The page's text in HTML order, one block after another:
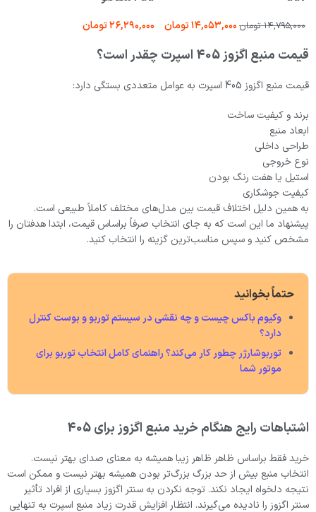
۱۴,۷۹۵,۰۰۰ تومان۱۴,۰۵۳,۰۰۰تومان
۲۶,۲۹۰,۰۰۰تومان
قیمت منبع اگزوز 405 اسپرت چقدر است؟
قیمت منبع اگزوز 405 اسپرت به عوامل متعددی بستگی دارد:
برند و کیفیت ساخت
ابعاد منبع
طراحی داخلی
نوع خروجی
استیل یا هفت رنگ بودن
کیفیت جوشکاری
به همین دلیل اختلاف قیمت بین مدل‌های مختلف کاملاً طبیعی است.
پیشنهاد ما این است که به جای انتخاب صرفاً براساس قیمت، ابتدا هدفتان را
مشخص کنید و سپس مناسب‌ترین گزینه را انتخاب کنید.
حتماً بخوانید
وکیوم باکس چیست و چه نقشی در سیستم توربو و بوست کنترل
دارد؟
توربوشارژر چطور کار می‌کند؟ راهنمای کامل انتخاب توربو برای
موتور شما
اشتباهات رایج هنگام خرید منبع اگزوز برای 405
خرید فقط براساس ظاهر ظاهر زیبا همیشه به معنای صدای بهتر نیست.
انتخاب منبع بیش از حد بزرگ بزرگ‌تر بودن همیشه بهتر نیست و ممکن است
نتیجه دلخواه ایجاد نکند. توجه نکردن به سنتر اگزوز بسیاری از افراد تأثیر
سنتر اگزوز را نادیده می‌گیرند. انتظار افزایش قدرت زیاد منبع اسپرت به تنهایی